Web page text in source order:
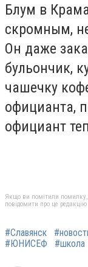
Блум в
скромным,
Он даже
бульончик,
чашечку
официанта,
официант
Якщо ви помітили помилку,
повідомити про це редакцію
#Славянск
#ЮНИСЕФ
#школа